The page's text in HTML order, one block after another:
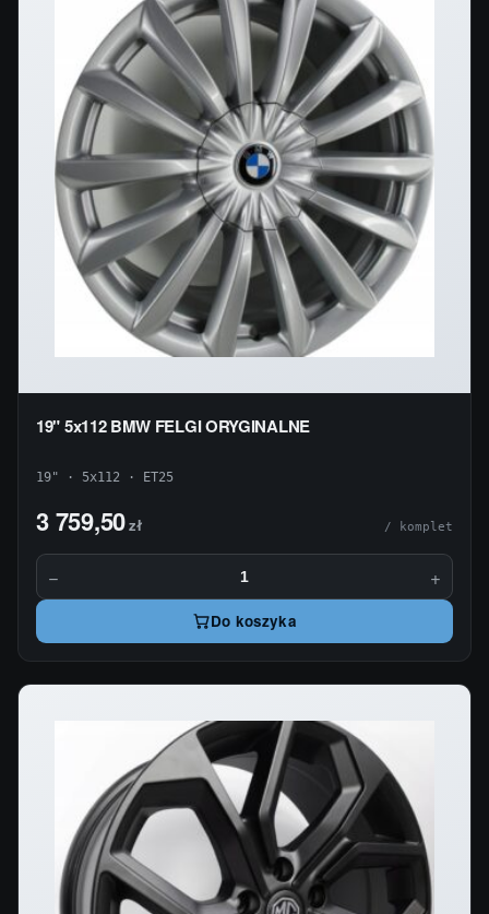
19" 5x112 BMW FELGI ORYGINALNE
19" · 5x112 · ET25
3 759,50zł / komplet
− +
Do koszyka